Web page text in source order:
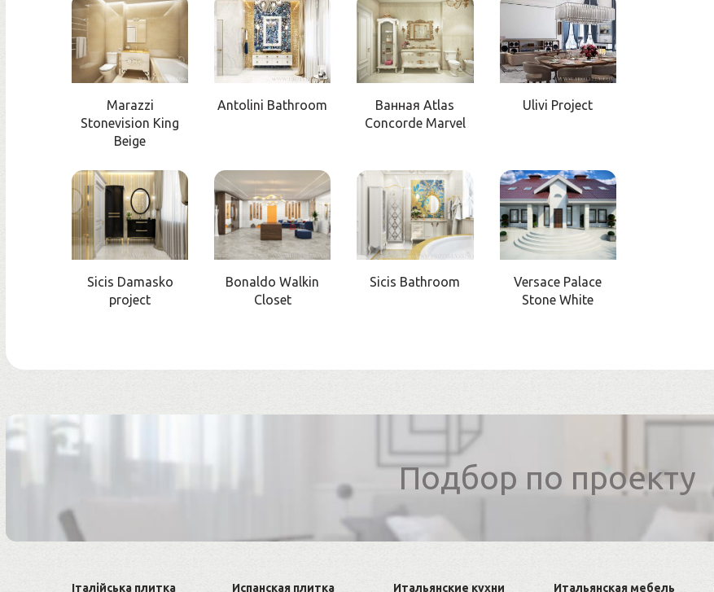
Marazzi
Stonevision King
Beige
Antolini Bathroom
Ванная Atlas
Concorde Marvel
Ulivi Project
Sicis Damasko
project
Bonaldo Walkin
Closet
Sicis Bathroom
Versace Palace
Stone White
Подбор по проекту
Італійська плитка Испанская плитка Итальянские кухни Итальянская мебель